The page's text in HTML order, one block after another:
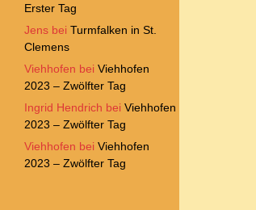
Erster Tag
Jens bei Turmfalken in St.
Clemens
Viehhofen bei Viehhofen
2023 – Zwölfter Tag
Ingrid Hendrich bei Viehhofen
2023 – Zwölfter Tag
Viehhofen bei Viehhofen
2023 – Zwölfter Tag